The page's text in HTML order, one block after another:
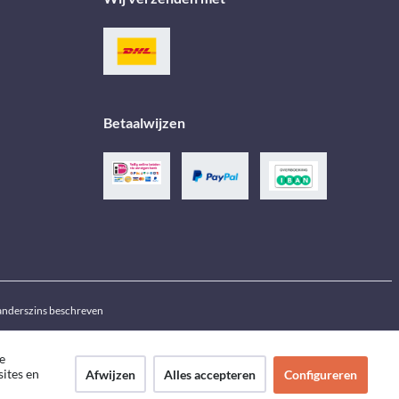
Betaalwijzen
beschreven
en
Afwijzen Alles accepteren Configureren